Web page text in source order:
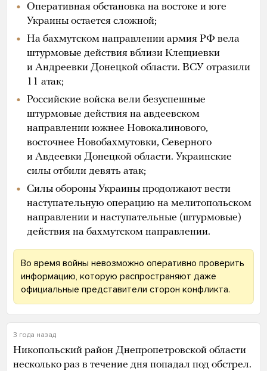
Оперативная обстановка на востоке и юге
Украины остается сложной;
На бахмутском направлении армия РФ вела
штурмовые действия вблизи Клещиевки
и Андреевки Донецкой области. ВСУ отразили
11 атак;
Российские войска вели безуспешные
штурмовые действия на авдеевском
направлении южнее Новокалинового,
восточнее Новобахмутовки, Северного
и Авдеевки Донецкой области. Украинские
силы отбили девять атак;
Силы обороны Украины продолжают вести
наступательную операцию на мелитопольском
направлении и наступательные (штурмовые)
действия на бахмутском направлении.
Во время войны невозможно оперативно проверить
информацию, которую распространяют даже
официальные представители сторон конфликта.
3 года назад
Никопольский район Днепропетровской области
несколько раз в течение дня попадал под обстрел.